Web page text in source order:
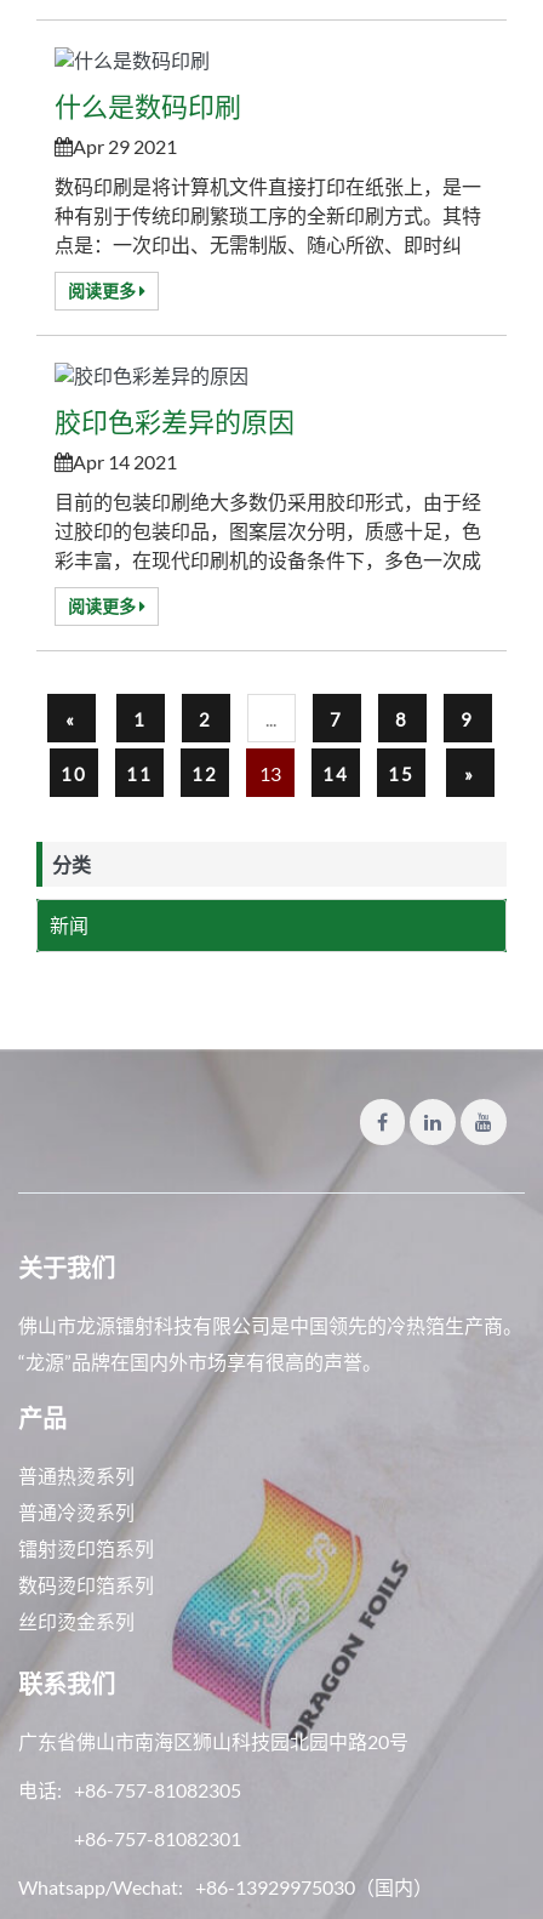
时，就会发生物理或化学反应，从而刻出痕迹或显
现出图案或文字！所以又叫激光镭雕。可雕刻多种
非金属材料，应用于服装面料、医药包装、酒类包
装、建筑陶瓷、饮料包装、布艺切割、橡胶制品、
贝壳...
什么是数码印刷
Apr 29 2021
数码印刷是将计算机文件直接打印在纸张上，是一
种有别于传统印刷繁琐工序的全新印刷方式。其特
点是：一次印出、无需制版、随心所欲、即时纠
错、可变印刷、按需印刷。数码印刷是在印刷技术
基础上发展起来的一门综合技术，以电子文本为载
体，通过网络传送到数字印刷设备，实现直接印
刷。印刷生产过程中免制版、信息可变是其最具特
点的，它涉及了印刷、电子、计算机、网络、通信
等多个技术领域。数字印刷的信息实现了100％的
可变性...
阅读更多
胶印色彩差异的原因
Apr 14 2021
目前的包装印刷绝大多数仍采用胶印形式，由于经
过胶印的包装印品，图案层次分明，质感十足，色
彩丰富，在现代印刷机的设备条件下，多色一次成
型效率高，因此颇受客户的青睐。但是胶印印刷品
也有致命的弱点，相对其它印刷方式容易产生色
差。印刷过程中导致印刷品色差的因素有很多，可
同白度的纸张对印刷墨层颜色呈现的影响是不...
阅读更多
« 1 2 ... 7 8 9
10 11 12 13 14 15 »
分类
新闻
关于我们
佛山市龙源镭射科技有限公司是中国领先的冷热箔生产商。
“龙源”品牌在国内外市场享有很高的声誉。
产品
普通热烫系列
普通冷烫系列
镭射烫印箔系列
数码烫印箔系列
丝印烫金系列
联系我们
广东省佛山市南海区狮山科技园北园中路20号
电话: +86-757-81082305
+86-757-81082301
Whatsapp/Wechat: +86-13929975030 （国内）